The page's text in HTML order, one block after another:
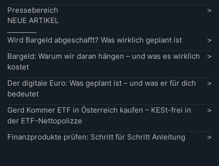
Pressebereich
NEUE ARTIKEL
Wird Bargeld abgeschafft? Was wirklich geplant ist
Bargeld: Warum wir daran hängen – und was es wirklich
kostet
Der digitale Euro: Was geplant ist – und was er für dich
bedeutet
Gerd Kommer ETF in Österreich kaufen – KESt-frei in
der ETF-Nettopolizze
Finanzprodukte prüfen: Schritt für Schritt Anleitung